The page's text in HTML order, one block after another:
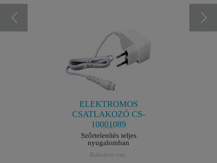
ELEKTROMOS
CSATLAKOZÓ CS-
10001089
Szőrtelenítés teljes
nyugalomban
Raktáron van.